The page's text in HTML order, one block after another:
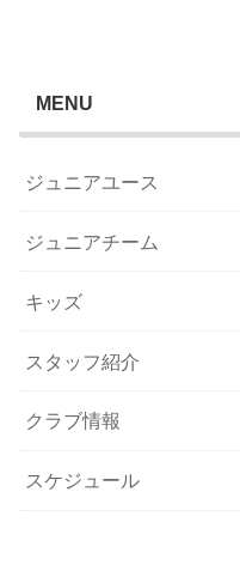
MENU
ジュニアユース
ジュニアチーム
キッズ
スタッフ紹介
クラブ情報
スケジュール